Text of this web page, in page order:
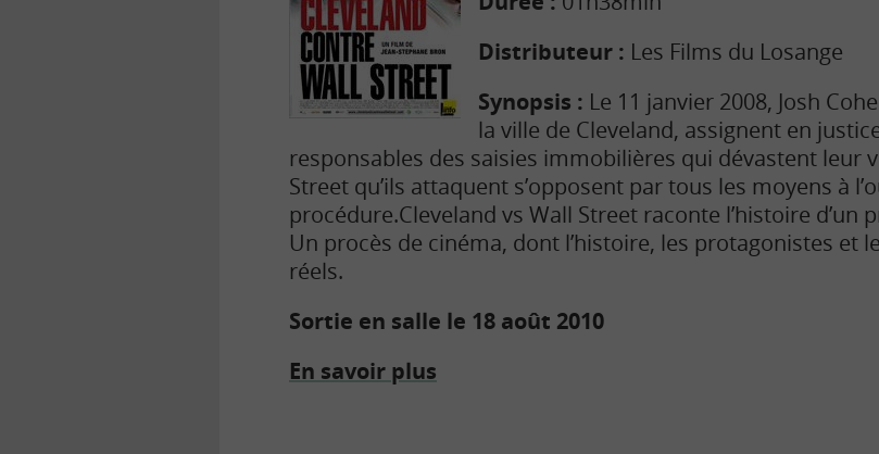
Distributeur : Les Films du Losange
Synopsis : Le 11 janvier 2008, Josh
la ville de Cleveland, assignent en
responsables des saisies immobilières qui dévastent leur
Street qu’ils attaquent s’opposent par tous les moyens à
procédure.Cleveland vs Wall Street raconte l’histoire
Un procès de cinéma, dont l’histoire, les protagonistes et
réels.
Sortie en salle le 18 août 2010
En savoir plus